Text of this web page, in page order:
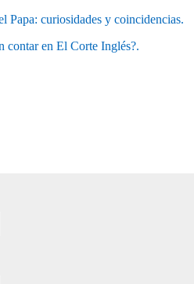
Papa: curiosidades y coincidencias.
contar en El Corte Inglés?.